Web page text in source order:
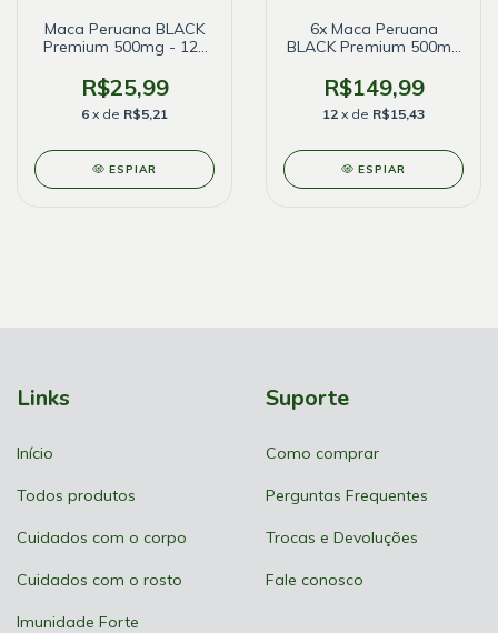
Maca Peruana BLACK
Premium 500mg - 120
R$25,99
6 x de R$5,21
ESPIAR
6x Maca Peruana
BLACK Premium 500mg
R$149,99
12 x de R$15,43
ESPIAR
Links
Início
Todos produtos
Cuidados com o corpo
Cuidados com o rosto
Imunidade Forte
Suporte
Como comprar
Perguntas Frequentes
Trocas e Devoluções
Fale conosco